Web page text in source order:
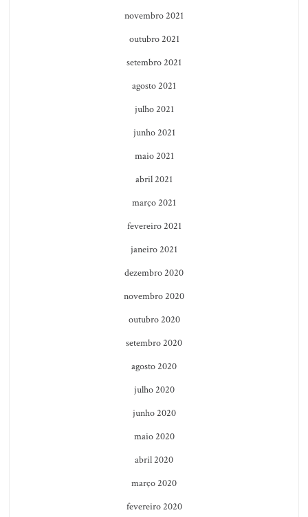
novembro 2021
outubro 2021
setembro 2021
agosto 2021
julho 2021
junho 2021
maio 2021
abril 2021
março 2021
fevereiro 2021
janeiro 2021
dezembro 2020
novembro 2020
outubro 2020
setembro 2020
agosto 2020
julho 2020
junho 2020
maio 2020
abril 2020
março 2020
fevereiro 2020